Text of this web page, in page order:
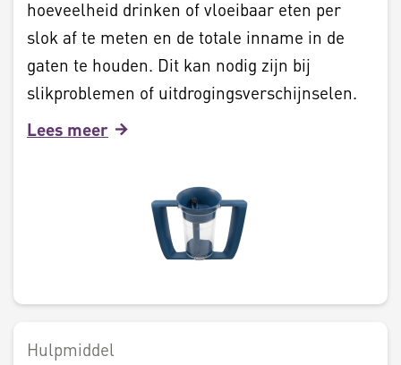
hoeveelheid drinken of vloeibaar eten per
slok af te meten en de totale inname in de
gaten te houden. Dit kan nodig zijn bij
slikproblemen of uitdrogingsverschijnselen.
Lees meer
Hulpmiddel